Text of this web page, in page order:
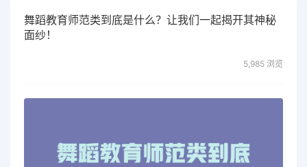
舞蹈教育师范类到底是什么？让我们一起揭开其神秘
面纱！
5,985 浏览